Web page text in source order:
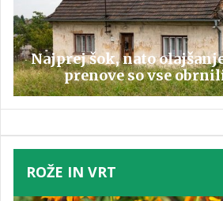
Najprej šok, nato
prenove so vse
ROŽE IN VRT